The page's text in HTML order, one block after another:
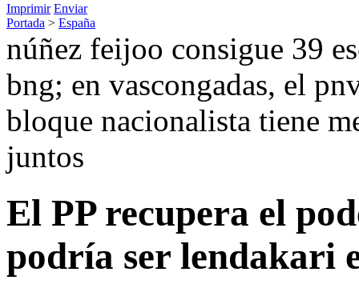
Imprimir Enviar
Portada > España
núñez feijoo consigue 39
bng; en vascongadas, el
bloque nacionalista tiene
juntos
El PP recupera el
podría ser lendakari